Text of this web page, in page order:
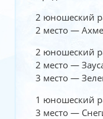
2 юношеский
2 место —
2 юношеский
2 место —
3 место —
1 юношеский
3 место —